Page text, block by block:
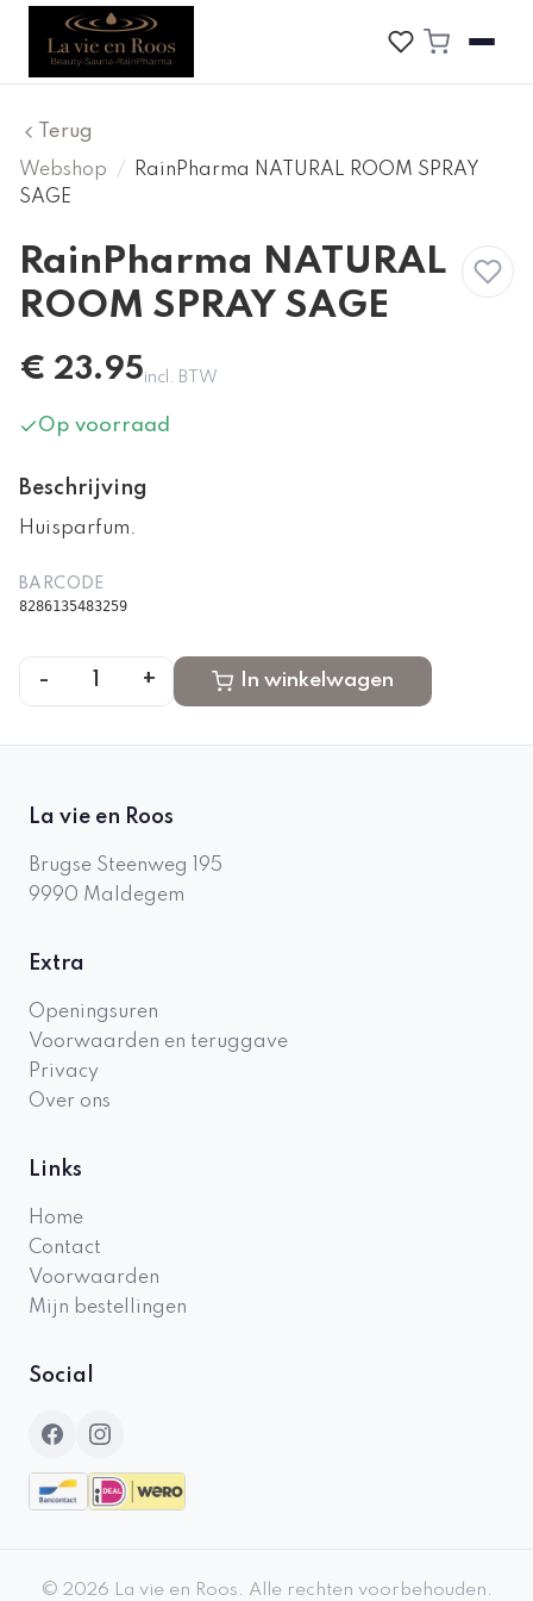
Terug
Webshop
/
RainPharma NATURAL ROOM SPRAY
SAGE
RainPharma NATURAL
ROOM SPRAY SAGE
€ 23.95incl. BTW
Op voorraad
Beschrijving
Huisparfum.
BARCODE
8286135483259
- + In winkelwagen
La vie en Roos
Brugse Steenweg 195
9990 Maldegem
Extra
Openingsuren
Voorwaarden en teruggave
Privacy
Over ons
Links
Home
Contact
Voorwaarden
Mijn bestellingen
Social
© 2026 La vie en Roos. Alle rechten voorbehouden.